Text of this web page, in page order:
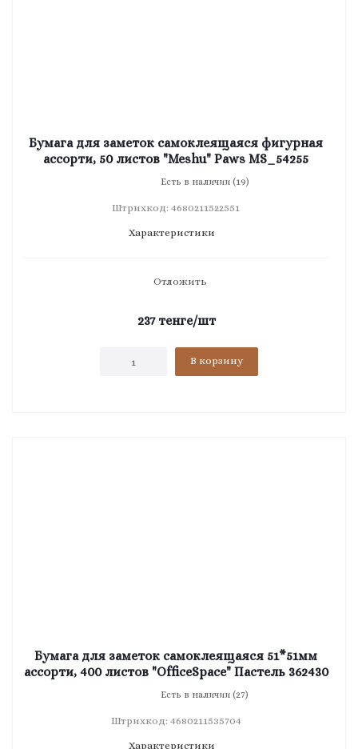
Бумага для заметок самоклеящаяся фигурная
ассорти, 50 листов "Meshu" Paws MS_54255
Есть в наличии (19)
Штрихкод: 4680211522551
Характеристики
Отложить
237тенге/шт
В корзину
Бумага для заметок самоклеящаяся 51*51мм
ассорти, 400 листов "OfficeSpace" Пастель 362430
Есть в наличии (27)
Штрихкод: 4680211535704
Характеристики